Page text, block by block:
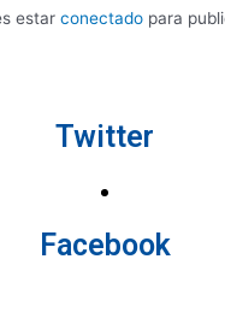
estar conectado para
Twitter
Facebook